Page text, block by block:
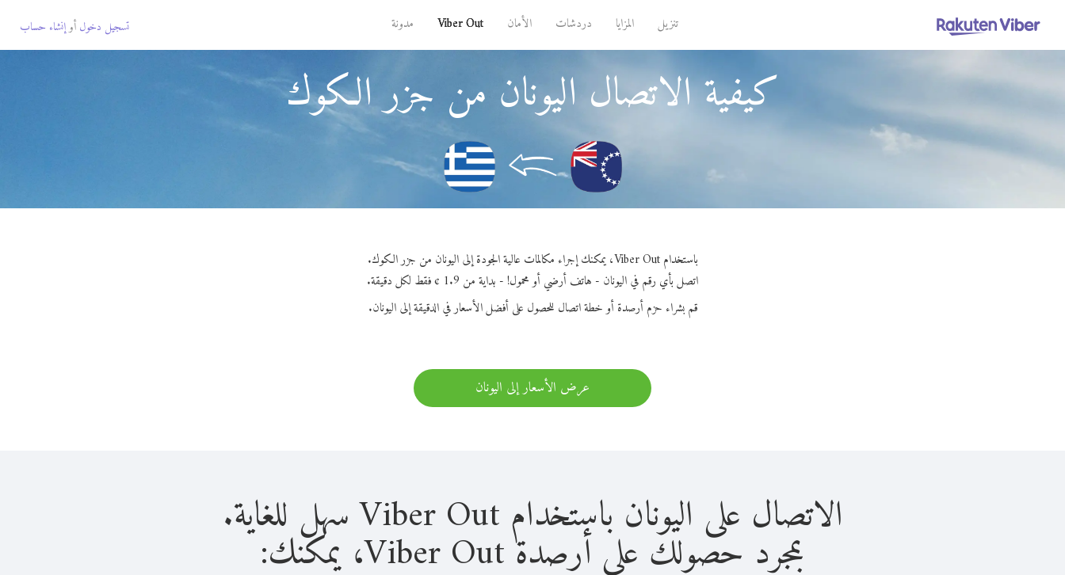
تنزيل المزايا دردشات الأمان Viber Out مدونة تسجيل دخول أوإنشاء حساب
كيفية الاتصال اليونان من جزر الكوك
باستخدام Viber Out، يمكنك إجراء مكالمات عالية الجودة إلى اليونان من جزر الكوك.
اتصل بأي رقم في اليونان - هاتف أرضي أو محمول! - بداية من 1.9 ¢ فقط لكل دقيقة.
قم بشراء حزم أرصدة أو خطة اتصال للحصول على أفضل الأسعار في الدقيقة إلى اليونان.
عرض الأسعار إلى اليونان
الاتصال على اليونان باستخدام Viber Out سهل للغاية.
بمجرد حصولك على أرصدة Viber Out، يمكنك: